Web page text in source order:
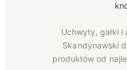
Uchwyty, gałki i
Skandynawski
produktów od